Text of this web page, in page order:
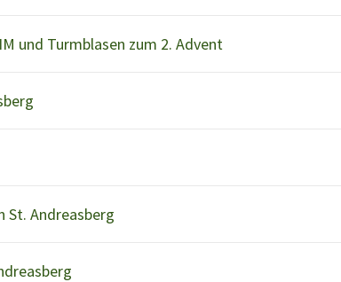
und Turmblasen zum 2. Advent
St. Andreasberg